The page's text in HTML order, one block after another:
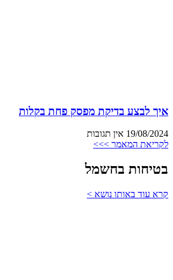
איך לבצע בדיקת מפסק פחת בקלות
19/08/2024 אין תגובות
לקריאת המאמר >>>
בטיחות בחשמל
קרא עוד באותו נושא >